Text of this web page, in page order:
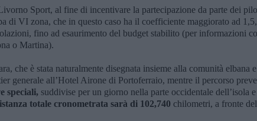
Sport, al fine di incentivare la partecipazione da parte dei
di VI zona, che in questo caso ha il coefficiente maggiorato ad
fino ad esaurimento del budget stabilito (per informazioni
o Martina).
che è stata naturalmente disegnata insieme alla comunità elbana
generale all’Hotel Airone di Portoferraio, mentre il percorso
speciali, suddivise per un giorno nella parte occidentale dell’isola
totale cronometrata sarà di 102,740 chilometri, a fronte